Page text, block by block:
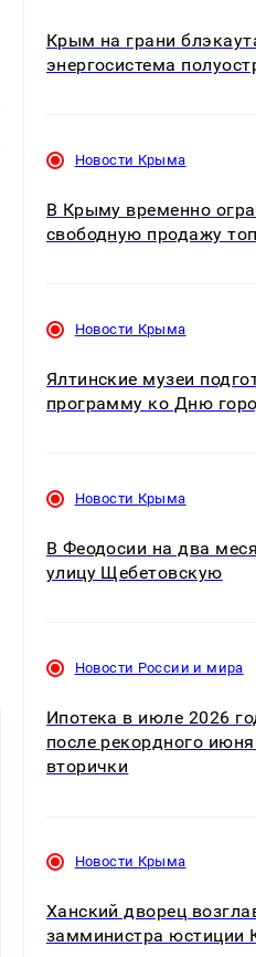
полицейскую
машину напали и
Крым на грани
энергосистема
Новости Крыма
В Крыму временно
свободную продажу
Новости Крыма
Ялтинские музеи
программу ко Дню
Новости Крыма
В Феодосии на два
улицу Щебетовскую
Новости России и мира
Ипотека в июле 2026
после рекордного
вторички
Новости Крыма
Ханский дворец
замминистра юстиции